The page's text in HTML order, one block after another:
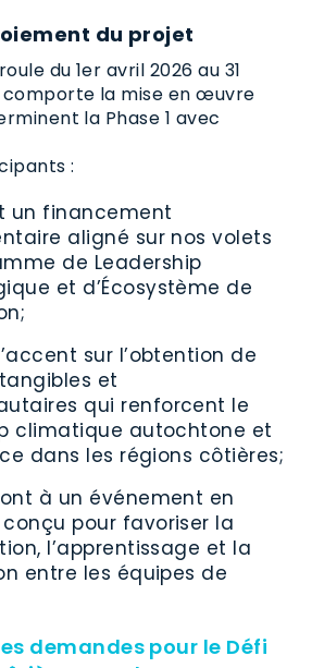
du projet
du 1er avril 2026 au 31
la mise en œuvre
la Phase 1 avec
:
un financement
aligné sur nos volets
de Leadership
et d’Écosystème de
sur l’obtention de
et
qui renforcent le
climatique autochtone et
dans les régions côtières;
à un événement en
pour favoriser la
l’apprentissage et la
entre les équipes de
demandes pour le Défi